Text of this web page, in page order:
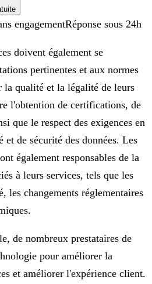
engagementRéponse sous 24h
doivent également se
pertinentes et aux normes
la qualité et la légalité de leurs
l'obtention de certifications, de
que le respect des exigences en
de sécurité des données. Les
également responsables de la
à leurs services, tels que les
les changements réglementaires
de nombreux prestataires de
pour améliorer la
et améliorer l'expérience client.